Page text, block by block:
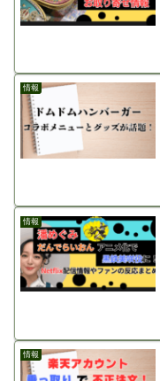
情報
情報
情報